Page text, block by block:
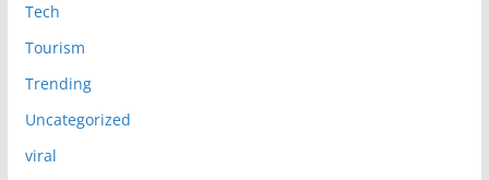
Tech
Tourism
Trending
Uncategorized
viral